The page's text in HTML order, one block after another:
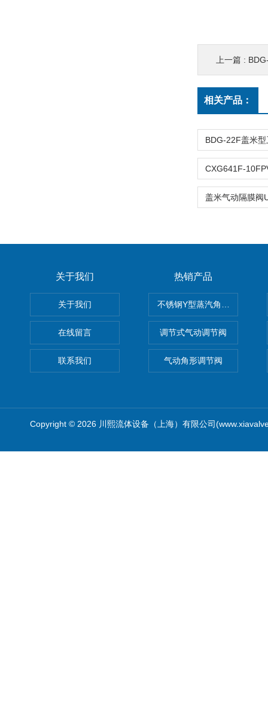
上一篇 :
相关产品：
关于我们
关于我们
在线留言
联系我们
热销产品
不锈钢Y型蒸汽角座阀
调节式气动调节阀
气动角形调节阀
Copyright © 2026 川熙流体设备（上海）有限公司